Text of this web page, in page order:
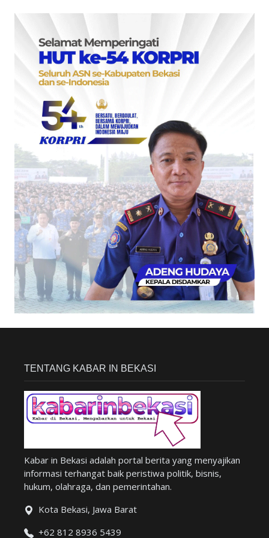
TENTANG KABAR IN BEKASI
Kabar in Bekasi adalah portal berita yang menyajikan
informasi terhangat baik peristiwa politik, bisnis,
hukum, olahraga, dan pemerintahan.
Kota Bekasi, Jawa Barat
+62 812 8936 5439